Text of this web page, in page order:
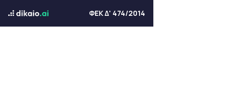
ΦΕΚ Δ' 474/2014